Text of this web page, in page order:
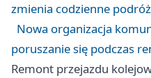
zmienia codzienne
Nowa organizacja
poruszanie się podczas
Remont przejazdu